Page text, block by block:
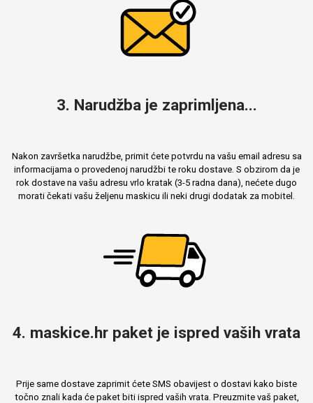
3. Narudžba je zaprimljena...
Nakon završetka narudžbe, primit ćete potvrdu na vašu email adresu sa
informacijama o provedenoj narudžbi te roku dostave. S obzirom da je
rok dostave na vašu adresu vrlo kratak (3-5 radna dana), nećete dugo
morati čekati vašu željenu maskicu ili neki drugi dodatak za mobitel.
4. maskice.hr paket je ispred vaših vrata
Prije same dostave zaprimit ćete SMS obavijest o dostavi kako biste
točno znali kada će paket biti ispred vaših vrata. Preuzmite vaš paket,